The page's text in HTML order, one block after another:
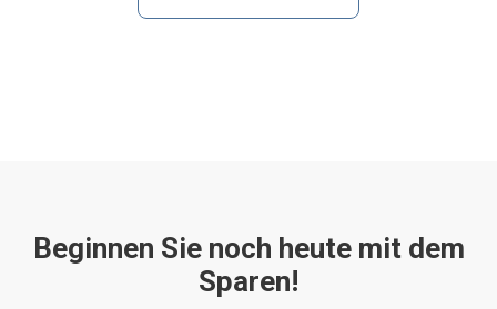
Beginnen Sie noch heute mit dem
Sparen!